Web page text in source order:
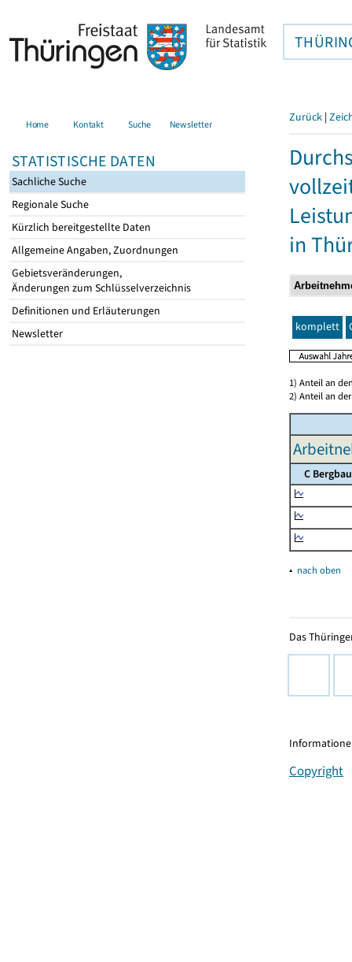
Home Kontakt Suche Newsletter
STATISTISCHE DATEN
Sachliche Suche
Regionale Suche
Kürzlich bereitgestellte Daten
Allgemeine Angaben, Zuordnungen
Gebietsveränderungen,
Änderungen zum Schlüsselverzeichnis
Definitionen und Erläuterungen
Newsletter
Zurück |
in
komplett
1) Anteil an
2) Anteil an
C
▴ nach oben
Das
Copyright